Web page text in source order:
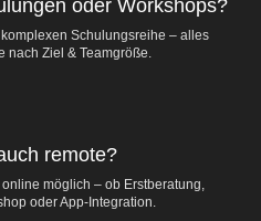
oder Workshops?
Schulungsreihe – alles
nach Ziel & Teamgröße.
remote?
möglich – ob Erstberatung,
oder App-Integration.